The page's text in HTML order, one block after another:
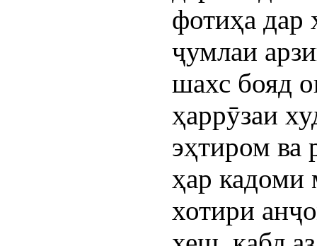
фотиҳа дар
ҷумлаи
шахс бояд
ҳаррӯзаи
эҳтиром ва
ҳар кадоми
хотири